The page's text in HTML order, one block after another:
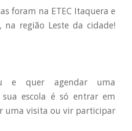
foram na ETEC Itaquera e
na região Leste da cidade!
e quer agendar uma
sua escola é só entrar em
uma visita ou vir participar